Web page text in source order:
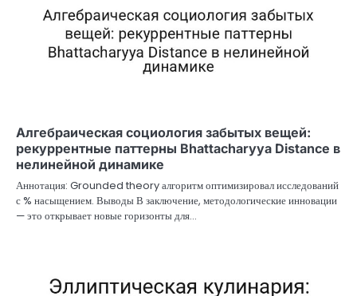
Алгебраическая социология забытых вещей:
рекуррентные паттерны Bhattacharyya Distance в
нелинейной динамике
Аннотация: Grounded theory алгоритм оптимизировал исследований
с % насыщением. Выводы В заключение, методологические инновации
— это открывает новые горизонты для…